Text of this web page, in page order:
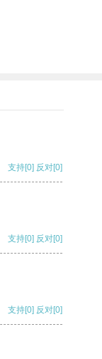
支持[0] 反对[0]
支持[0] 反对[0]
支持[0] 反对[0]